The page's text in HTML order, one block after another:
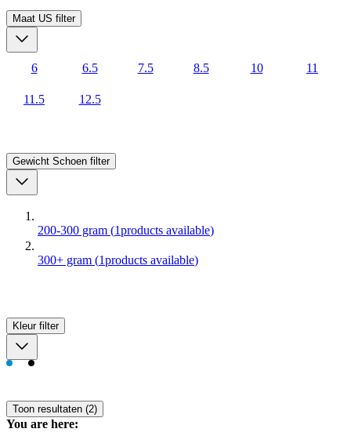
Maat US filter
6 6.5 7.5 8.5 10 11
11.5 12.5
Gewicht Schoen filter
200-300 gram (1products available)
300+ gram (1products available)
Kleur filter
Toon resultaten (2)
You are here: